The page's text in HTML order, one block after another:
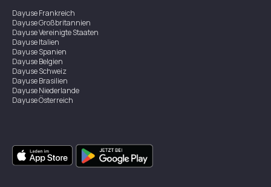
DayuseFrankreich
DayuseGroßbritannien
DayuseVereinigte Staaten
DayuseItalien
DayuseSpanien
DayuseBelgien
DayuseSchweiz
DayuseBrasilien
DayuseNiederlande
DayuseÖsterreich
DayuseSingapur
DayuseZweden
DayuseThailand